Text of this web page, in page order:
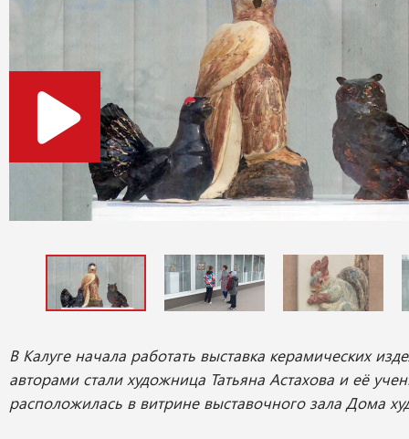
В Калуге начала работать выставка керамических
авторами стали художница Татьяна Астахова и её
расположилась в витрине выставочного зала Дома